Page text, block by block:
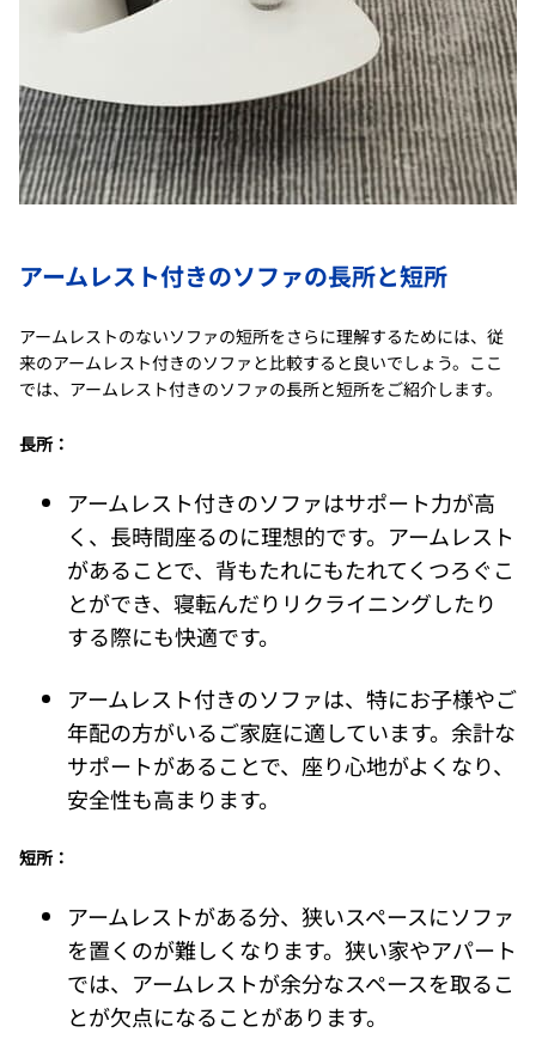
アームレスト付きのソファの長所と短所
アームレストのないソファの短所をさらに理解するためには、従
来のアームレスト付きのソファと比較すると良いでしょう。ここ
では、アームレスト付きのソファの長所と短所をご紹介します。
長所：
アームレスト付きのソファはサポート力が高
く、長時間座るのに理想的です。アームレスト
があることで、背もたれにもたれてくつろぐこ
とができ、寝転んだりリクライニングしたり
する際にも快適です。
アームレスト付きのソファは、特にお子様やご
年配の方がいるご家庭に適しています。余計な
サポートがあることで、座り心地がよくなり、
安全性も高まります。
短所：
アームレストがある分、狭いスペースにソファ
を置くのが難しくなります。狭い家やアパート
では、アームレストが余分なスペースを取るこ
とが欠点になることがあります。